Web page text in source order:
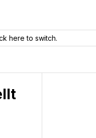
here to switch.